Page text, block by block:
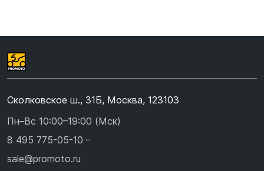
Сколковское ш., 31Б, Москва, 123103
Пн–Вс 10:00–19:00 (Мск)
8 495 775-05-10
sale@promoto.ru